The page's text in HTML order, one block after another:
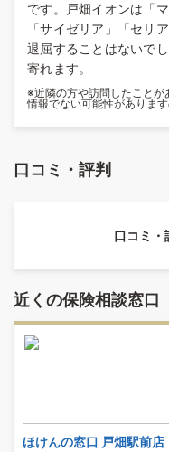
です。戸畑イオンは「
「サイゼリア」「セリ
退屈することはないで
寄れます。
※近隣の方や訪問したことが
情報でない可能性がありま
口コミ・評判
口コミ・
近くの保険相談窓口
ほけんの窓口 戸畑駅前店